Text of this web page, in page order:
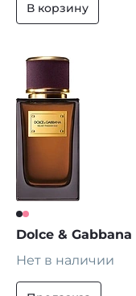
В корзину
Dolce & Gabbana
Нет в наличии